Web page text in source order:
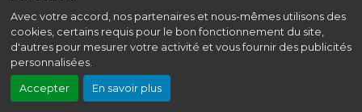
Avec votre accord, nos partenaires et nous-mêmes utilisons des
cookies, certains requis pour le bon fonctionnement du site,
d'autres pour mesurer votre activité et vous fournir des publicités
personnalisées.
Accepter En savoir plus